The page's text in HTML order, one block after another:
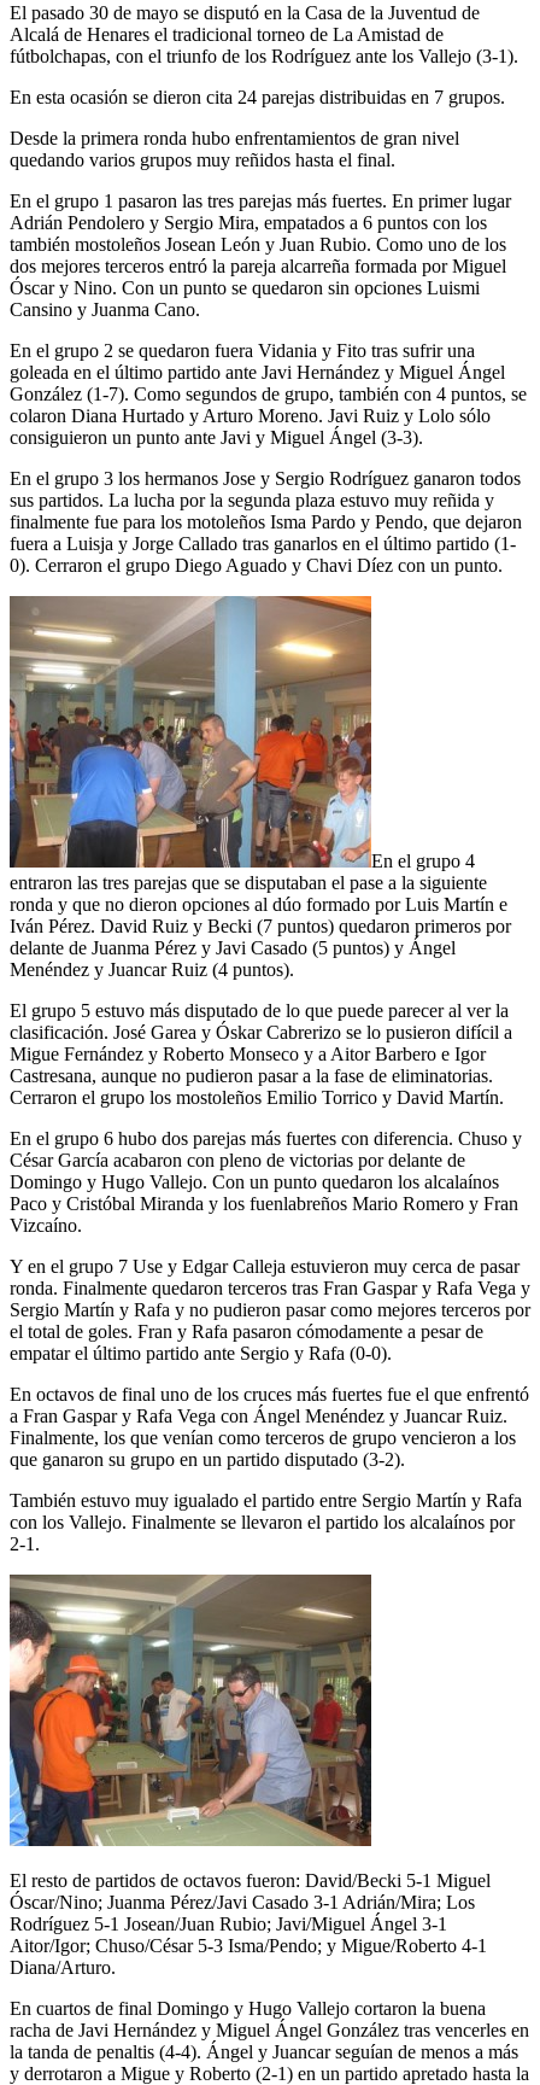
El pasado 30 de mayo se disputó en la Casa de la Juventud de
Alcalá de Henares el tradicional torneo de La Amistad de
fútbolchapas, con el triunfo de los Rodríguez ante los Vallejo (3-1).
En esta ocasión se dieron cita 24 parejas distribuidas en 7 grupos.
Desde la primera ronda hubo enfrentamientos de gran nivel
quedando varios grupos muy reñidos hasta el final.
En el grupo 1 pasaron las tres parejas más fuertes. En primer lugar
Adrián Pendolero y Sergio Mira, empatados a 6 puntos con los
también mostoleños Josean León y Juan Rubio. Como uno de los
dos mejores terceros entró la pareja alcarreña formada por Miguel
Óscar y Nino. Con un punto se quedaron sin opciones Luismi
Cansino y Juanma Cano.
En el grupo 2 se quedaron fuera Vidania y Fito tras sufrir una
goleada en el último partido ante Javi Hernández y Miguel Ángel
González (1-7). Como segundos de grupo, también con 4 puntos, se
colaron Diana Hurtado y Arturo Moreno. Javi Ruiz y Lolo sólo
consiguieron un punto ante Javi y Miguel Ángel (3-3).
En el grupo 3 los hermanos Jose y Sergio Rodríguez ganaron todos
sus partidos. La lucha por la segunda plaza estuvo muy reñida y
finalmente fue para los motoleños Isma Pardo y Pendo, que dejaron
fuera a Luisja y Jorge Callado tras ganarlos en el último partido (1-
0). Cerraron el grupo Diego Aguado y Chavi Díez con un punto.
En el grupo 4
entraron las tres parejas que se disputaban el pase a la siguiente
ronda y que no dieron opciones al dúo formado por Luis Martín e
Iván Pérez. David Ruiz y Becki (7 puntos) quedaron primeros por
delante de Juanma Pérez y Javi Casado (5 puntos) y Ángel
Menéndez y Juancar Ruiz (4 puntos).
El grupo 5 estuvo más disputado de lo que puede parecer al ver la
clasificación. José Garea y Óskar Cabrerizo se lo pusieron difícil a
Migue Fernández y Roberto Monseco y a Aitor Barbero e Igor
Castresana, aunque no pudieron pasar a la fase de eliminatorias.
Cerraron el grupo los mostoleños Emilio Torrico y David Martín.
En el grupo 6 hubo dos parejas más fuertes con diferencia. Chuso y
César García acabaron con pleno de victorias por delante de
Domingo y Hugo Vallejo. Con un punto quedaron los alcalaínos
Paco y Cristóbal Miranda y los fuenlabreños Mario Romero y Fran
Vizcaíno.
Y en el grupo 7 Use y Edgar Calleja estuvieron muy cerca de pasar
ronda. Finalmente quedaron terceros tras Fran Gaspar y Rafa Vega y
Sergio Martín y Rafa y no pudieron pasar como mejores terceros por
el total de goles. Fran y Rafa pasaron cómodamente a pesar de
empatar el último partido ante Sergio y Rafa (0-0).
En octavos de final uno de los cruces más fuertes fue el que enfrentó
a Fran Gaspar y Rafa Vega con Ángel Menéndez y Juancar Ruiz.
Finalmente, los que venían como terceros de grupo vencieron a los
que ganaron su grupo en un partido disputado (3-2).
También estuvo muy igualado el partido entre Sergio Martín y Rafa
con los Vallejo. Finalmente se llevaron el partido los alcalaínos por
2-1.
El resto de partidos de octavos fueron: David/Becki 5-1 Miguel
Óscar/Nino; Juanma Pérez/Javi Casado 3-1 Adrián/Mira; Los
Rodríguez 5-1 Josean/Juan Rubio; Javi/Miguel Ángel 3-1
Aitor/Igor; Chuso/César 5-3 Isma/Pendo; y Migue/Roberto 4-1
Diana/Arturo.
En cuartos de final Domingo y Hugo Vallejo cortaron la buena
racha de Javi Hernández y Miguel Ángel González tras vencerles en
la tanda de penaltis (4-4). Ángel y Juancar seguían de menos a más
y derrotaron a Migue y Roberto (2-1) en un partido apretado hasta la